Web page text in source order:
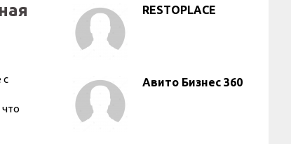
с
RESTOPLACE
Авито Бизнес 360